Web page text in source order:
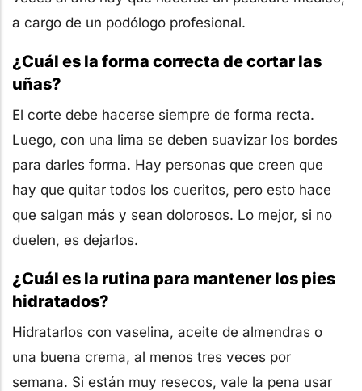
a cargo de un podólogo profesional.
¿Cuál es la forma correcta de cortar las
uñas?
El corte debe hacerse siempre de forma recta.
Luego, con una lima se deben suavizar los bordes
para darles forma. Hay personas que creen que
hay que quitar todos los cueritos, pero esto hace
que salgan más y sean dolorosos. Lo mejor, si no
duelen, es dejarlos.
¿Cuál es la rutina para mantener los pies
hidratados?
Hidratarlos con vaselina, aceite de almendras o
una buena crema, al menos tres veces por
semana. Si están muy resecos, vale la pena usar